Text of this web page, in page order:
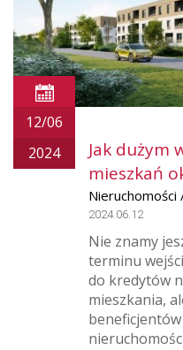
12/06
2024
Jak dużym
mieszkań
Nieruchomości
2024.06.12
Nie znamy
terminu
do kredytów
mieszkania,